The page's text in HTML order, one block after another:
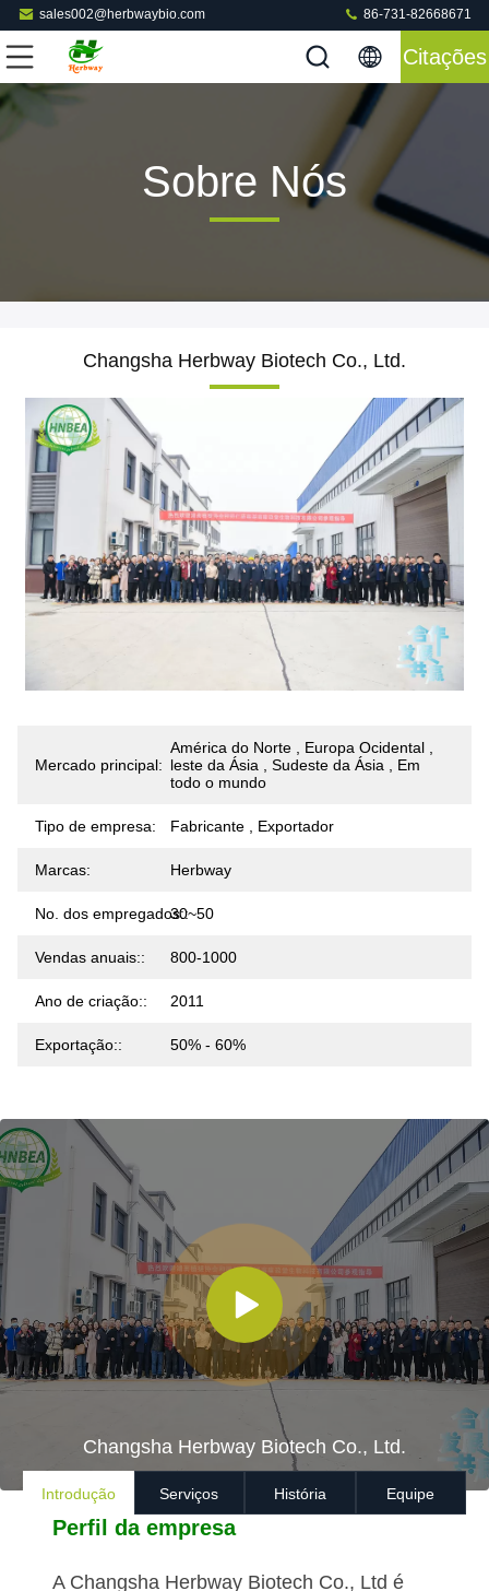
sales002@herbwaybio.com 86-731-82668671
Citações
Sobre Nós
Changsha Herbway Biotech Co., Ltd.
Mercado principal:
América do Norte , Europa Ocidental ,
leste da Ásia , Sudeste da Ásia , Em
todo o mundo
Tipo de empresa: Fabricante , Exportador
Marcas: Herbway
No. dos empregados::30~50
Vendas anuais:: 800-1000
Ano de criação:: 2011
Exportação:: 50% - 60%
Changsha Herbway Biotech Co., Ltd.
Introdução Serviços História Equipe
Perfil da empresa
A Changsha Herbway Biotech Co., Ltd é